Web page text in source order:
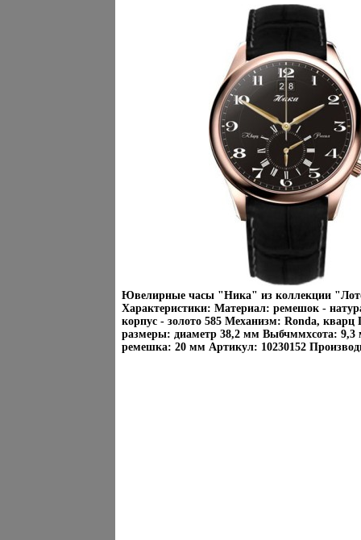
Ювелирные часы "Ника" из коллекции
Характеристики: Материал: ремешок -
корпус - золото 585 Механизм: Ronda, кварц
размеры: диаметр 38,2 мм Выбчммхсота:
ремешка: 20 мм Артикул: 10230152